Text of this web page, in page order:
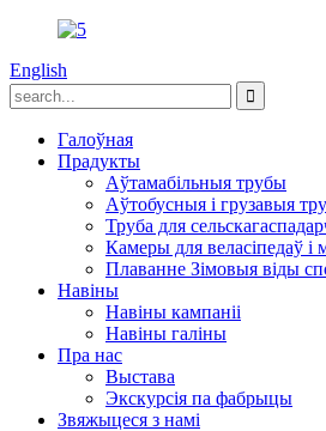
English
Галоўная
Прадукты
Аўтамабільныя трубы
Аўтобусныя і грузавыя
Труба для
Камеры для веласіпедаў і
Плаванне Зімовыя віды
Навіны
Навіны кампаніі
Навіны галіны
Пра нас
Выстава
Экскурсія па фабрыцы
Звяжыцеся з намі